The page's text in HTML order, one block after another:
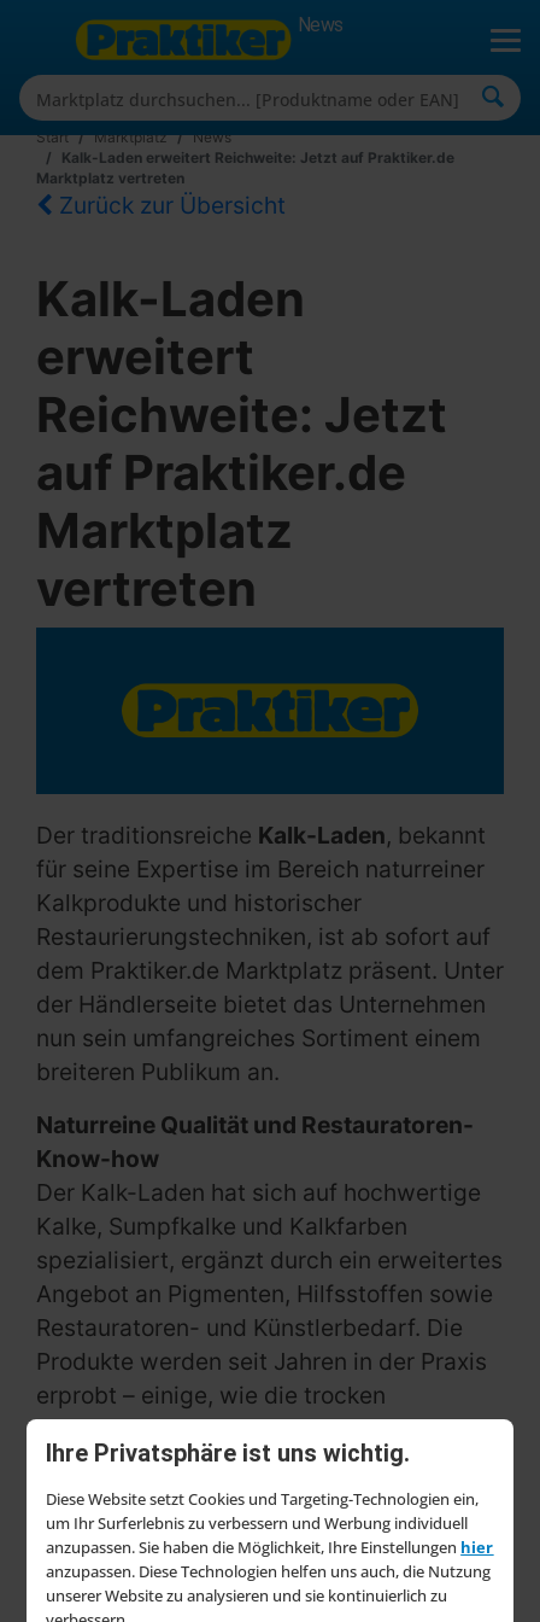
Ihre Privatsphäre ist uns wichtig.
Diese Website setzt Cookies und Targeting-Technologien ein,
um Ihr Surferlebnis zu verbessern und Werbung individuell
anzupassen. Sie haben die Möglichkeit, Ihre Einstellungen hier
anzupassen. Diese Technologien helfen uns auch, die Nutzung
unserer Website zu analysieren und sie kontinuierlich zu
News
Start Marktplatz
News
Kalk-Laden erweitert Reichweite: Jetzt auf Praktiker.de
Marktplatz vertreten
Zurück zur Übersicht
Kalk-Laden
erweitert
Reichweite: Jetzt
auf Praktiker.de
Marktplatz
vertreten
Der traditionsreiche Kalk-Laden, bekannt
für seine Expertise im Bereich naturreiner
Kalkprodukte und historischer
Restaurierungstechniken, ist ab sofort auf
dem Praktiker.de Marktplatz präsent. Unter
der Händlerseite bietet das Unternehmen
nun sein umfangreiches Sortiment einem
breiteren Publikum an.
Naturreine Qualität und Restauratoren-
Know-how
Der Kalk-Laden hat sich auf hochwertige
Kalke, Sumpfkalke und Kalkfarben
spezialisiert, ergänzt durch ein erweitertes
Angebot an Pigmenten, Hilfsstoffen sowie
Restauratoren- und Künstlerbedarf. Die
Produkte werden seit Jahren in der Praxis
erprobt – einige, wie die trocken
gelöschten Kalkmörtel, wurden sogar
eigenentwickelt, um spezifische
Anforderungen aus der Denkmalpflege zu
erfüllen.
Kunden profitieren dabei vom langjährigen